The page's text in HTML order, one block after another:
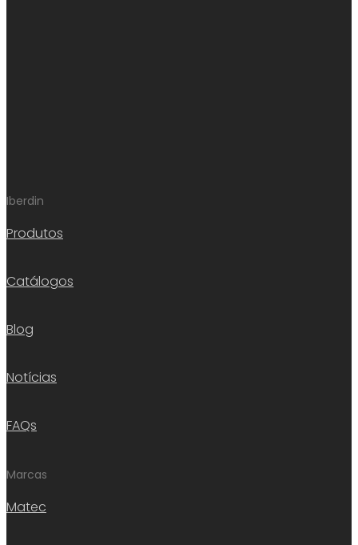
Iberdin
Produtos
Catálogos
Blog
Notícias
FAQs
Marcas
Matec